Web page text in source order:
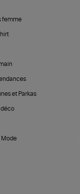
femme
et Parkas
déco
Mode